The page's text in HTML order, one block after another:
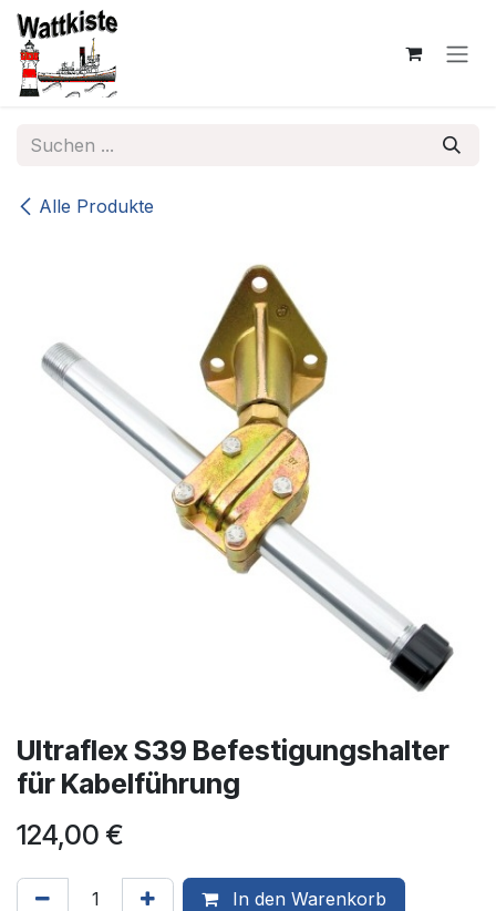
Zum Inhalt springen
Alle Produkte
Ultraflex S39 Befestigungshalter
für Kabelführung
124,00 €
In den Warenkorb